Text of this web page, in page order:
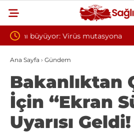
Yılın ilk 6 ayında 10 bini
oksijen tedavisinden
Ana Sayfa › Gündem
Bakanlıktan
İçin “Ekran
Uyarısı Geldi!